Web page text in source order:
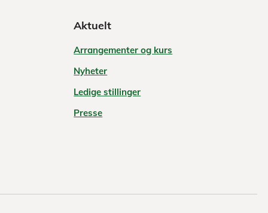
Aktuelt
Arrangementer og kurs
Nyheter
Ledige stillinger
Presse